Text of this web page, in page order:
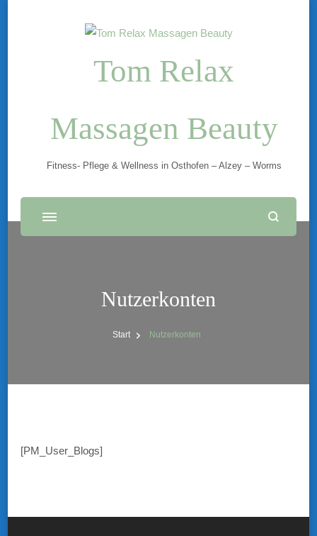
Tom Relax
Massagen Beauty
Fitness- Pflege & Wellness in Osthofen – Alzey – Worms
Nutzerkonten
Start Nutzerkonten
[PM_User_Blogs]